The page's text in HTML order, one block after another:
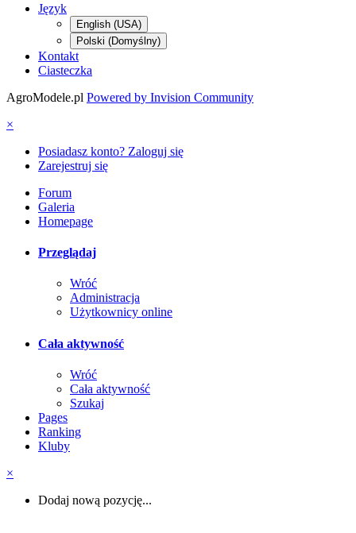
Język
English (USA)
Polski (Domyślny)
Kontakt
Ciasteczka
AgroModele.pl Powered by Invision Community
×
Posiadasz konto? Zaloguj się
Zarejestruj się
Forum
Galeria
Homepage
Przeglądaj
Wróć
Administracja
Użytkownicy online
Cała aktywność
Wróć
Cała aktywność
Szukaj
Pages
Ranking
Kluby
×
Dodaj nową pozycję...